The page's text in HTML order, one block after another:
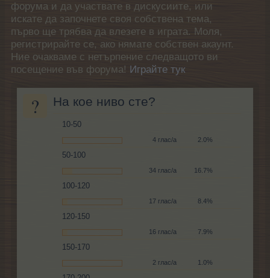
форума и да участвате в дискусиите, или
искате да започнете своя собствена тема,
първо ще трябва да влезете в играта. Моля,
регистрирайте се, ако нямате собствен акаунт.
Ние очакваме с нетърпение следващото ви
посещение във форума! Играйте тук
? На кое ниво сте?
10-50
4 глас/а 2.0%
50-100
34 глас/а 16.7%
100-120
17 глас/а 8.4%
120-150
16 глас/а 7.9%
150-170
2 глас/а 1.0%